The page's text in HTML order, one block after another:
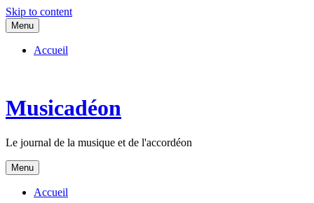
Skip to content
Menu
Accueil
Musicadéon
Le journal de la musique et de l'accordéon
Menu
Accueil